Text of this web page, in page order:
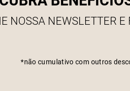
NOSSA NEWSLETTER E
*não cumulativo com outros